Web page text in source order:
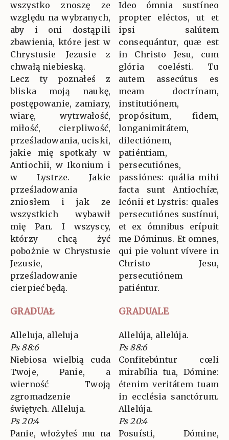
wszystko znoszę ze
względu na wybranych,
aby i oni dostąpili
zbawienia, które jest w
Chrystusie Jezusie z
chwałą niebieską.
Lecz ty poznałeś z
bliska moją naukę,
postępowanie, zamiary,
wiarę, wytrwałość,
miłość, cierpliwość,
prześladowania, uciski,
jakie mię spotkały w
Antiochii, w Ikonium i
w Lystrze. Jakie
prześladowania
zniosłem i jak ze
wszystkich wybawił
mię Pan. I wszyscy,
którzy chcą żyć
pobożnie w Chrystusie
Jezusie,
prześladowanie
cierpieć będą.
Ideo ómnia sustíneo
propter eléctos, ut et
ipsi salútem
consequántur, quæ est
in Christo Jesu, cum
glória coelésti. Tu
autem assecútus es
meam doctrínam,
institutiónem,
propósitum, fidem,
longanimitátem,
dilectiónem,
patiéntiam,
persecutiónes,
passiónes: quália mihi
facta sunt Antiochíæ,
Icónii et Lystris: quales
persecutiónes sustínui,
et ex ómnibus erípuit
me Dóminus. Et omnes,
qui pie volunt vívere in
Christo Jesu,
persecutiónem
patiéntur.
GRADUAŁ GRADUALE
Alleluja, alleluja
Ps 88:6
Niebiosa wielbią cuda
Twoje, Panie, a
wierność Twoją
zgromadzenie
świętych. Alleluja.
Ps 20:4
Panie, włożyłeś mu na
Allelúja, allelúja.
Ps 88:6
Confitebúntur cœli
mirabília tua, Dómine:
étenim veritátem tuam
in ecclésia sanctórum.
Allelúja.
Ps 20:4
Posuísti, Dómine,